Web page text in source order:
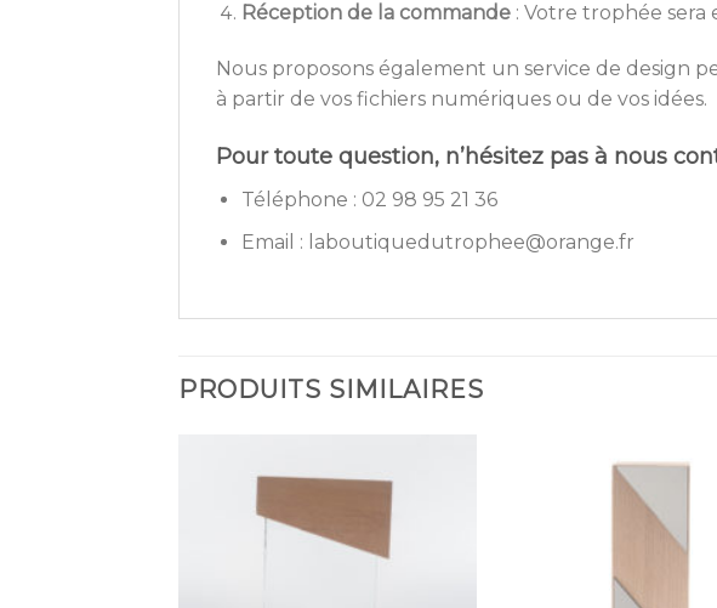
Réception de la commande: Votre trophée sera
Nous proposons également un service de design
à partir de vos fichiers numériques ou de vos idées.
Pour toute question, n’hésitez pas à nous
Téléphone : 02 98 95 21 36
Email : laboutiquedutrophee@orange.fr
PRODUITS SIMILAIRES